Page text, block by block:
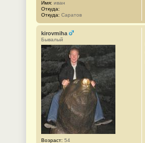
Имя: иван
Откуда:
Откуда: Саратов
kirovmiha
Бывалый
Возраст: 54